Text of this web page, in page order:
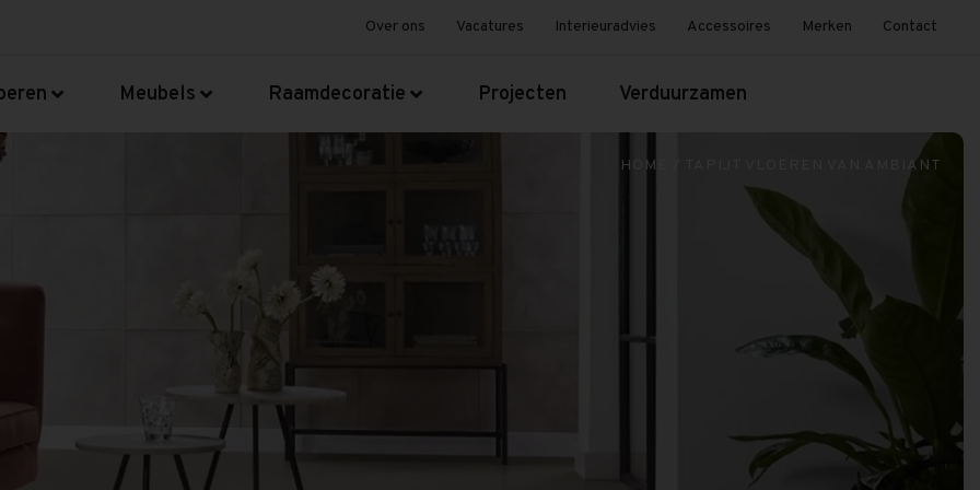
Over ons Vacatures Interieuradvies Accessoires Merken Contact
Meubels Raamdecoratie Projecten Verduurzamen
HOME TAPIJT VLOEREN VAN AMBIANT